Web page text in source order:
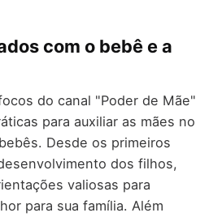
com o bebê e a
do canal "Poder de Mãe"
para auxiliar as mães no
Desde os primeiros
dos filhos,
valiosas para
para sua família. Além